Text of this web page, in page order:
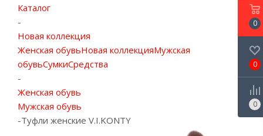
Каталог
-
Новая коллекция
Женская обувьНовая коллекцияМужская
обувьСумкиСредства
-
Женская обувь
Мужская обувь
-Туфли женские V.I.KONTY
0
0
0